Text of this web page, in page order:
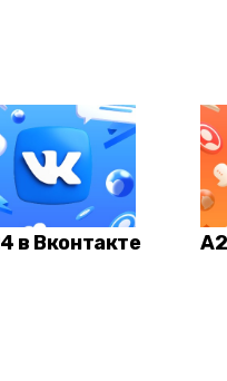
в Вконтакте